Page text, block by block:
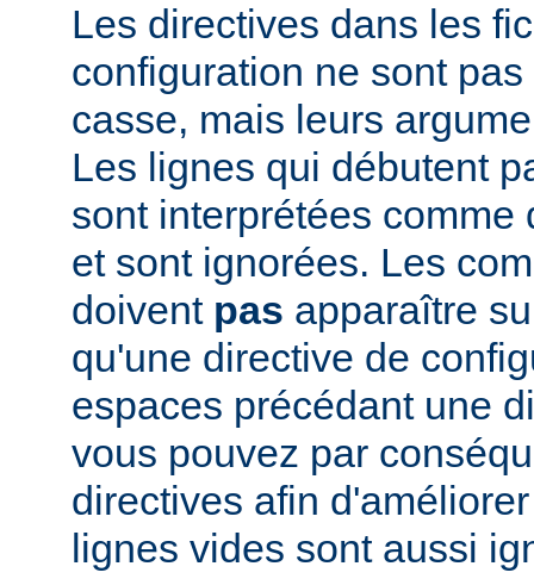
Les directives dans les
configuration ne sont
casse, mais leurs
Les lignes qui débutent
sont interprétées comme
et sont ignorées. Les
doivent pas apparaître
qu'une directive de
espaces précédant une
vous pouvez par
directives afin
lignes vides sont aussi